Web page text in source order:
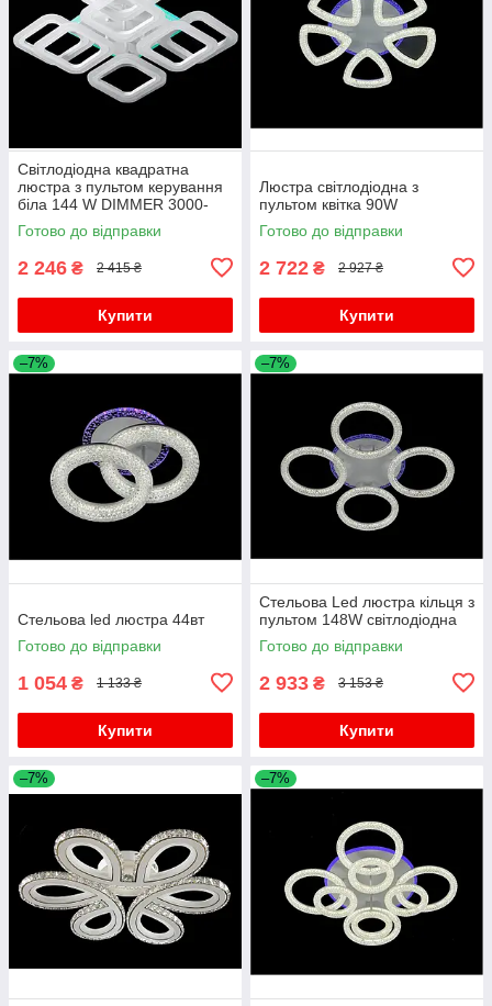
Світлодіодна квадратна
люстра з пультом керування
біла 144 W DIMMER 3000-
6000 H120*L450*W450
Готово до відправки
2 246 ₴ 2 415 ₴
Купити
Люстра світлодіодна з
пультом квітка 90W
Готово до відправки
2 722 ₴ 2 927 ₴
Купити
–7%
Стельова led люстра 44вт
Готово до відправки
1 054 ₴ 1 133 ₴
Купити
–7%
Стельова Led люстра кільця з
пультом 148W світлодіодна
Готово до відправки
2 933 ₴ 3 153 ₴
Купити
–7% –7%